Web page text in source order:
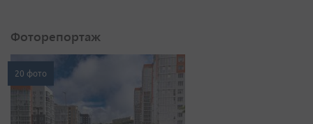
Фоторепортаж
20 фото